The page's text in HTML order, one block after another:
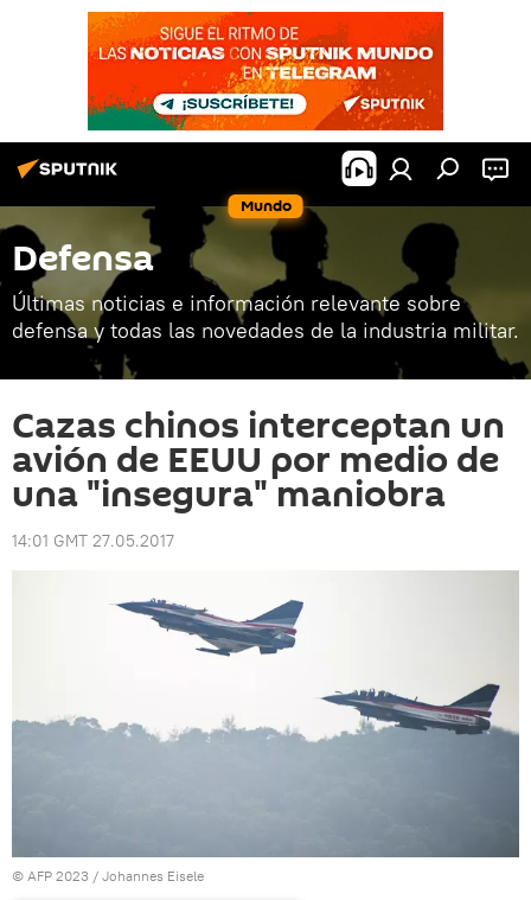
Mundo
Defensa
Últimas noticias e información relevante sobre
defensa y todas las novedades de la industria militar.
Cazas chinos interceptan un
avión de EEUU por medio de
una "insegura" maniobra
14:01 GMT 27.05.2017
© AFP 2023 / Johannes Eisele